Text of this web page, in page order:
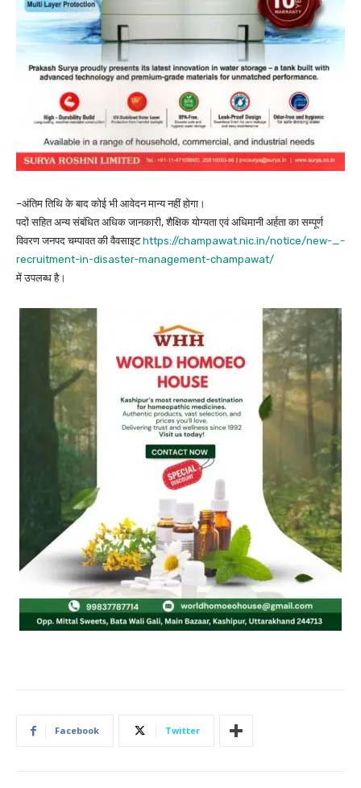
–अंतिम तिथि के बाद कोई भी आवेदन मान्य नहीं होगा।
पदों सहित अन्य संबंधित अधिक जानकारी, शैक्षिक योग्यता एवं अधिमानी अर्हता का सम्पूर्ण
विवरण जनपद चम्पावत की वैवसाइटhttps://champawat.nic.in/notice/new-_-
recruitment-in-disaster-management-champawat/
में उपलब्ध है।
Facebook Twitter